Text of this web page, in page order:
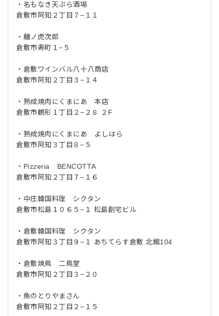
・名もなき天ぷら酒場
倉敷市阿知２丁目７−１１
・麺ノ虎次郎
倉敷市寿町１−５
・倉敷ワインバル八十八商店
倉敷市阿知２丁目３−１４
・熟成焼肉にくまにあ 本店
倉敷市鶴形１丁目２−２８ ２F
・熟成焼肉にくまにあ よしはら
倉敷市阿知３丁目８−５
・Pizzeria BENCOTTA
倉敷市阿知２丁目７−１６
・中庄韓国料理 シクタン
倉敷市松島１０６５−１ 松島創宅ビル
・倉敷韓国料理 シクタン
倉敷市阿知３丁目９−１ あちてらす倉敷 北館104
・倉敷焼鳥 二鳥堂
倉敷市阿知２丁目３−２０
・魚のとりやまさん
倉敷市阿知２丁目２−１５